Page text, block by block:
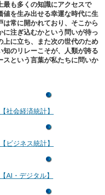
最も多くの知識にアクセスで
値を生み出せる幸運な時代に生
は常に開かれており、そこから
注ぎ込むかという問いが待っ
に立ち、また次の世代のため
のリレーこそが、人類が誇る
という言葉が私たちに問いか
【社会経済統計】
【ビジネス統計】
【AI・デジタル】